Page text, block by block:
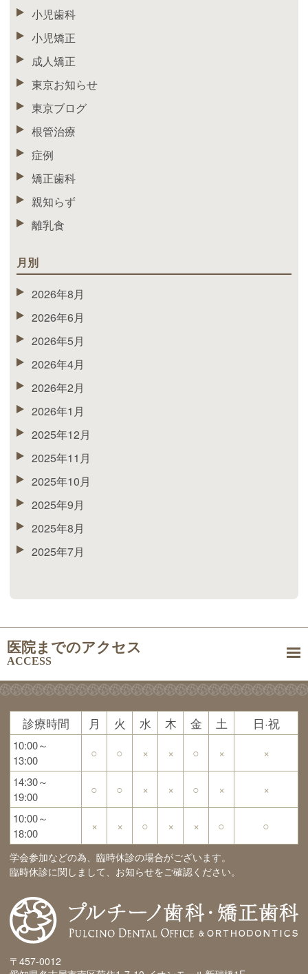
小児歯科
小児矯正
成人矯正
東京お知らせ
東京ブログ
根管治療
症例
矯正歯科
親知らず
離乳食
月別
2026年8月
2026年6月
2026年5月
2026年4月
2026年2月
2026年1月
2025年12月
2025年11月
2025年10月
2025年9月
2025年8月
2025年7月
医院までのアクセス
ACCESS
診療時間 月 火 水 木 金 土 日·祝
10:00～
13:00
○ ○ × × ○ × ×
14:30～
19:00
○ ○ × × ○ × ×
10:00～
18:00
× × ○ × × ○ ○
学会参加などの為、臨時休診の場合がございます。
臨時休診に関しまして、お知らせをご確認ください。
〒457-0012